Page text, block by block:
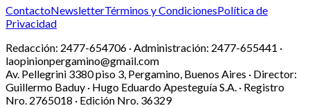
ContactoNewsletterTérminos y CondicionesPolítica de
Privacidad
Redacción: 2477-654706 ·Administración: 2477-655441 ·
laopinionpergamino@gmail.com
Av. Pellegrini 3380 piso 3, Pergamino, Buenos Aires · Director:
Guillermo Baduy · Hugo Eduardo Apesteguía S.A. · Registro
Nro. 2765018 · Edición Nro. 36329